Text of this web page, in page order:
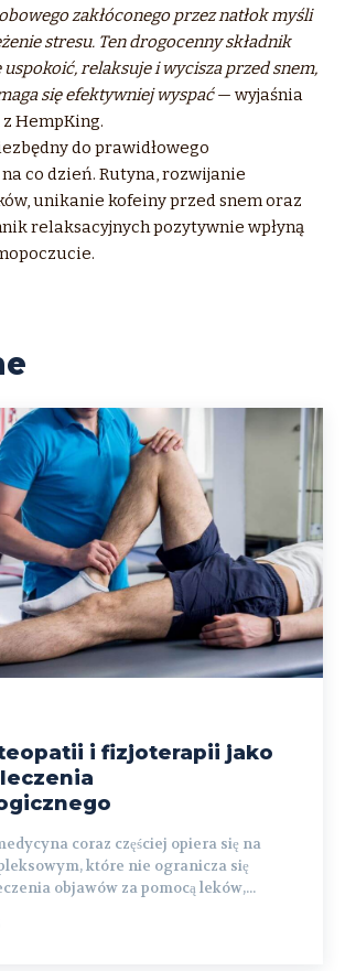
zakłóconego przez natłok myśli
stresu. Ten drogocenny składnik
uspokoić, relaksuje i wycisza przed snem,
się efektywniej wyspać— wyjaśnia
HempKing.
do prawidłowego
co dzień. Rutyna, rozwijanie
unikanie kofeiny przed snem oraz
relaksacyjnych pozytywnie wpłyną
i fizjoterapii jako
coraz częściej opiera się na
które nie ogranicza się
objawów za pomocą leków,...